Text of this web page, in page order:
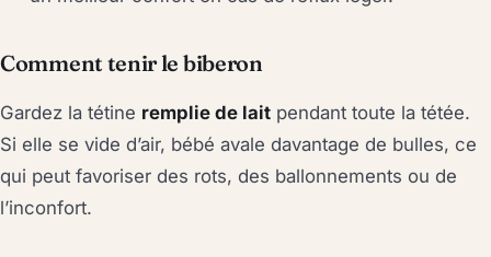
Comment tenir le biberon
Gardez la tétine remplie de lait pendant toute la tétée.
Si elle se vide d’air, bébé avale davantage de bulles, ce
qui peut favoriser des rots, des ballonnements ou de
l’inconfort.